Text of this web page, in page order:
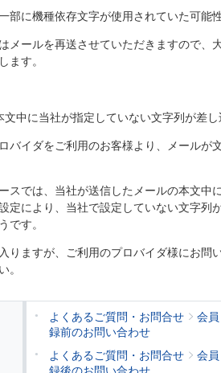
部に機種依存文字が使用されていた可能
メールを再送させていただきますので、
ます。
文中に当社が指定していない文字列が差
バイダをご利用のお客様より、メールが
ースでは、当社が送信したメールの本文
定により、当社で設定していない文字列
です。
りますが、ご利用のプロバイダ様にお問
。
よくあるご質問・お問合せ 会
録前のお問い合わせ
よくあるご質問・お問合せ
会